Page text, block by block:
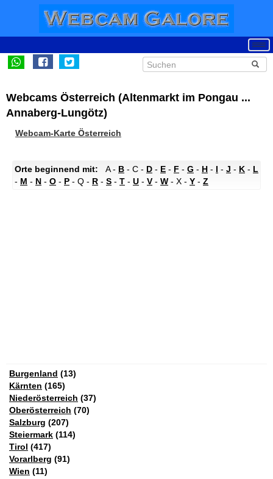
Webcams Österreich (Altenmarkt im Pongau ...
Annaberg-Lungötz)
Webcam-Karte Österreich
Orte beginnend mit: A - B - C - D - E - F - G - H - I - J - K - L
- M - N - O - P - Q - R - S - T - U - V- W - X - Y - Z
Burgenland (13)
Kärnten (165)
Niederösterreich (37)
Oberösterreich (70)
Salzburg (207)
Steiermark (114)
Tirol (417)
Vorarlberg (91)
Wien (11)